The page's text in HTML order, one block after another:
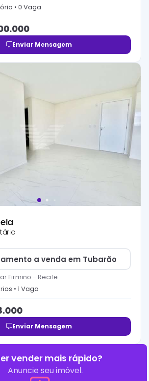
• 0 Vaga
Enviar Mensagem
a venda em Tubarão
Firmino - Recife
s • 1 Vaga
Enviar Mensagem
vender mais rápido?
Anuncie seu imóvel.